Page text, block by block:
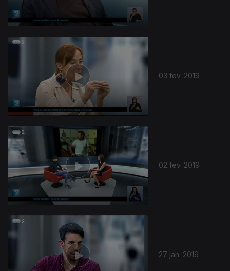
03 fev. 2019
02 fev. 2019
27 jan. 2019